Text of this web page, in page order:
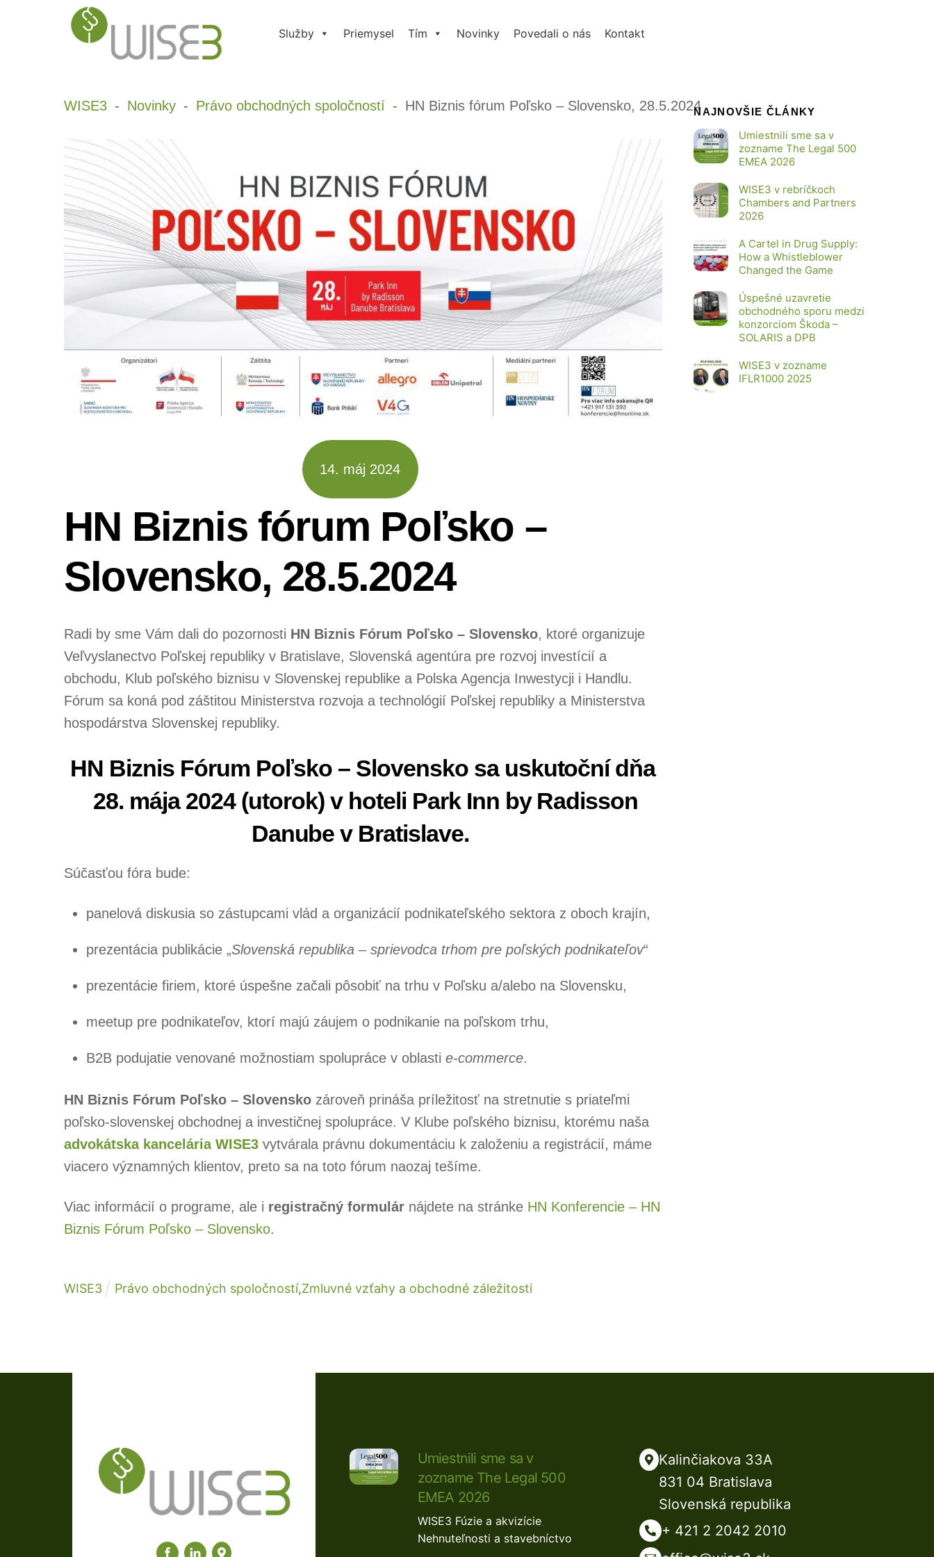
Služby Priemysel Tím Novinky Povedali o nás Kontakt
WISE3 Novinky Právo obchodných spoločností HN Biznis fórum Poľsko – Slovensko, 28.5.2024
14. máj 2024
HN Biznis fórum Poľsko –
Slovensko, 28.5.2024
Radi by sme Vám dali do pozornosti HN Biznis Fórum Poľsko – Slovensko, ktoré organizuje
Veľvyslanectvo Poľskej republiky v Bratislave, Slovenská agentúra pre rozvoj investícií a
obchodu, Klub poľského biznisu v Slovenskej republike a Polska Agencja Inwestycji i Handlu.
Fórum sa koná pod záštitou Ministerstva rozvoja a technológií Poľskej republiky a Ministerstva
hospodárstva Slovenskej republiky.
HN Biznis Fórum Poľsko – Slovensko sa uskutoční dňa
28. mája 2024 (utorok) v hoteli Park Inn by Radisson
Danube v Bratislave.
Súčasťou fóra bude:
panelová diskusia so zástupcami vlád a organizácií podnikateľského sektora z oboch krajín,
prezentácia publikácie „Slovenská republika – sprievodca trhom pre poľských podnikateľov“
prezentácie firiem, ktoré úspešne začali pôsobiť na trhu v Poľsku a/alebo na Slovensku,
meetup pre podnikateľov, ktorí majú záujem o podnikanie na poľskom trhu,
B2B podujatie venované možnostiam spolupráce v oblasti e-commerce.
HN Biznis Fórum Poľsko – Slovensko zároveň prináša príležitosť na stretnutie s priateľmi
poľsko-slovenskej obchodnej a investičnej spolupráce. V Klube poľského biznisu, ktorému naša
advokátska kancelária WISE3 vytvárala právnu dokumentáciu k založeniu a registrácií, máme
viacero významných klientov, preto sa na toto fórum naozaj tešíme.
Viac informácií o programe, ale i registračný formulár nájdete na stránke HN Konferencie – HN
Biznis Fórum Poľsko – Slovensko.
WISE3 Právo obchodných spoločností,Zmluvné vzťahy a obchodné záležitosti
NAJNOVŠIE ČLÁNKY
Umiestnili sme sa v
zozname The Legal 500
EMEA 2026
WISE3 v rebríčkoch
Chambers and Partners
2026
A Cartel in Drug Supply:
How a Whistleblower
Changed the Game
Úspešné uzavretie
obchodného sporu medzi
konzorciom Škoda –
SOLARIS a DPB
WISE3 v zozname
IFLR1000 2025
Umiestnili sme sa v
zozname The Legal 500
EMEA 2026
WISE3 Fúzie a akvizície,
Nehnuteľnosti a stavebníctvo
Kalinčiakova 33A
831 04 Bratislava
Slovenská republika
+ 421 2 2042 2010